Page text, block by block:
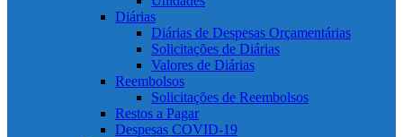
Diárias
Diárias de Despesas Orçamentárias
Solicitações de Diárias
Valores de Diárias
Reembolsos
Solicitações de Reembolsos
Restos a Pagar
Despesas COVID-19